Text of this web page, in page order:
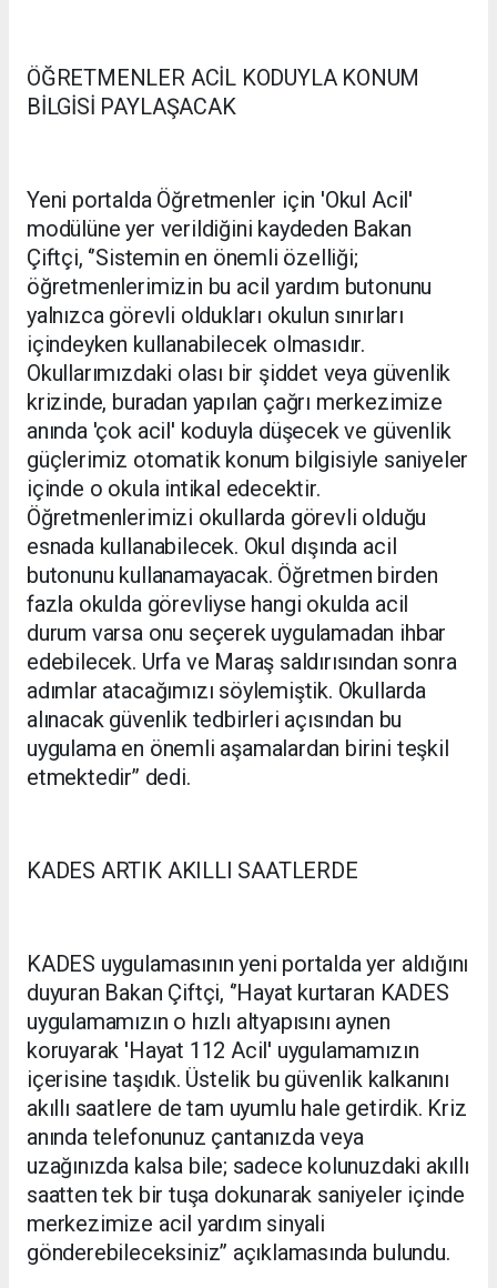
ÖĞRETMENLER ACİL KODUYLA KONUM
BİLGİSİ PAYLAŞACAK
Yeni portalda Öğretmenler için 'Okul Acil'
modülüne yer verildiğini kaydeden Bakan
Çiftçi, ‘’Sistemin en önemli özelliği;
öğretmenlerimizin bu acil yardım butonunu
yalnızca görevli oldukları okulun sınırları
içindeyken kullanabilecek olmasıdır.
Okullarımızdaki olası bir şiddet veya güvenlik
krizinde, buradan yapılan çağrı merkezimize
anında 'çok acil' koduyla düşecek ve güvenlik
güçlerimiz otomatik konum bilgisiyle saniyeler
içinde o okula intikal edecektir.
Öğretmenlerimizi okullarda görevli olduğu
esnada kullanabilecek. Okul dışında acil
butonunu kullanamayacak. Öğretmen birden
fazla okulda görevliyse hangi okulda acil
durum varsa onu seçerek uygulamadan ihbar
edebilecek. Urfa ve Maraş saldırısından sonra
adımlar atacağımızı söylemiştik. Okullarda
alınacak güvenlik tedbirleri açısından bu
uygulama en önemli aşamalardan birini teşkil
etmektedir’’ dedi.
KADES ARTIK AKILLI SAATLERDE
KADES uygulamasının yeni portalda yer aldığını
duyuran Bakan Çiftçi, ‘’Hayat kurtaran KADES
uygulamamızın o hızlı altyapısını aynen
koruyarak 'Hayat 112 Acil' uygulamamızın
içerisine taşıdık. Üstelik bu güvenlik kalkanını
akıllı saatlere de tam uyumlu hale getirdik. Kriz
anında telefonunuz çantanızda veya
uzağınızda kalsa bile; sadece kolunuzdaki akıllı
saatten tek bir tuşa dokunarak saniyeler içinde
merkezimize acil yardım sinyali
gönderebileceksiniz’’ açıklamasında bulundu.